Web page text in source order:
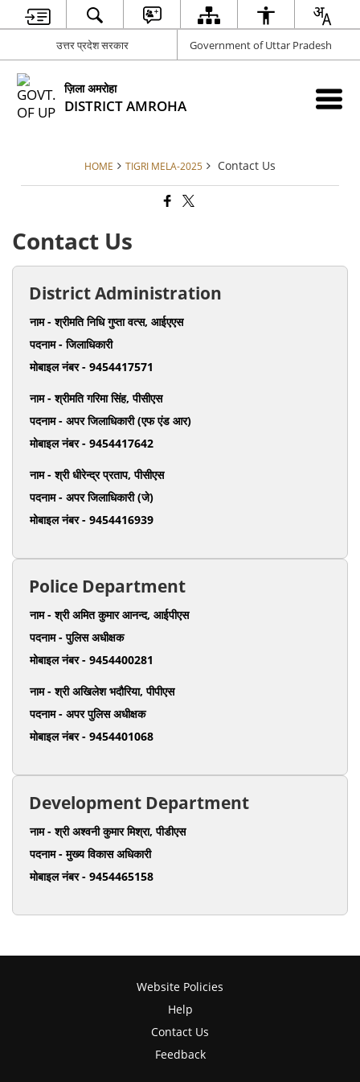
उत्तर प्रदेश सरकार Government of Uttar Pradesh
ज़िला अमरोहा
DISTRICT AMROHA
HOME TIGRI MELA-2025 Contact Us
Contact Us
District Administration
नाम - श्रीमति निधि गुप्ता वत्स, आईएएस
पदनाम - जिलाधिकारी
मोबाइल नंबर - 9454417571
नाम - श्रीमति गरिमा सिंह, पीसीएस
पदनाम - अपर जिलाधिकारी (एफ एंड आर)
मोबाइल नंबर - 9454417642
नाम - श्री धीरेन्द्र प्रताप, पीसीएस
पदनाम - अपर जिलाधिकारी (जे)
मोबाइल नंबर - 9454416939
Police Department
नाम - श्री अमित कुमार आनन्द, आईपीएस
पदनाम - पुलिस अधीक्षक
मोबाइल नंबर - 9454400281
नाम - श्री अखिलेश भदौरिया, पीपीएस
पदनाम - अपर पुलिस अधीक्षक
मोबाइल नंबर - 9454401068
Development Department
नाम - श्री अश्वनी कुमार मिश्रा, पीडीएस
पदनाम - मुख्य विकास अधिकारी
मोबाइल नंबर - 9454465158
Website Policies
Help
Contact Us
Feedback